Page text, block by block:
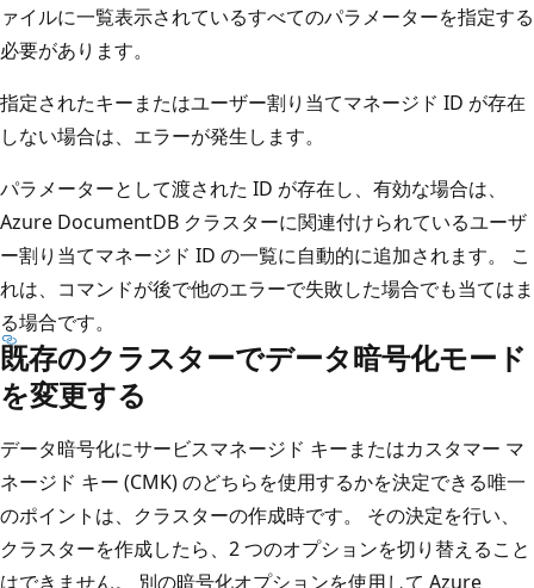
ァイルに一覧表示されているすべてのパラメーターを指定する
必要があります。
指定されたキーまたはユーザー割り当てマネージド ID が存在
しない場合は、エラーが発生します。
パラメーターとして渡された ID が存在し、有効な場合は、
Azure DocumentDB クラスターに関連付けられているユーザ
ー割り当てマネージド ID の一覧に自動的に追加されます。 こ
れは、コマンドが後で他のエラーで失敗した場合でも当てはま
る場合です。
既存のクラスターでデータ暗号化モード
を変更する
データ暗号化にサービスマネージド キーまたはカスタマー マ
ネージド キー (CMK) のどちらを使用するかを決定できる唯一
のポイントは、クラスターの作成時です。 その決定を行い、
クラスターを作成したら、2 つのオプションを切り替えること
はできません。 別の暗号化オプションを使用して Azure